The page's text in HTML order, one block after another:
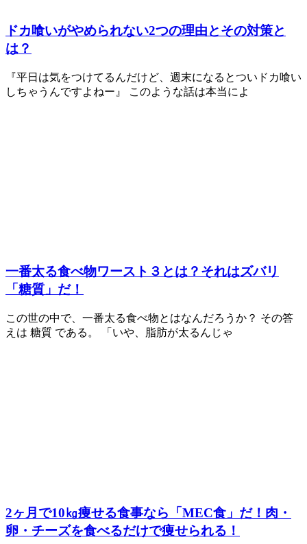
ドカ喰いがやめられない2つの理由とその対策と
は？
『平日は気をつけてるんだけど、週末になるとついドカ喰い
しちゃうんですよねー』 このような話は本当によ
一番太る食べ物ワースト３とは？それはズバリ
「糖質」だ！
この世の中で、一番太る食べ物とはなんだろうか？ その答
えは 糖質 である。 「いや、脂肪が太るんじゃ
2ヶ月で10㎏痩せる食事なら「MEC食」だ！肉・
卵・チーズを食べるだけで痩せられる！